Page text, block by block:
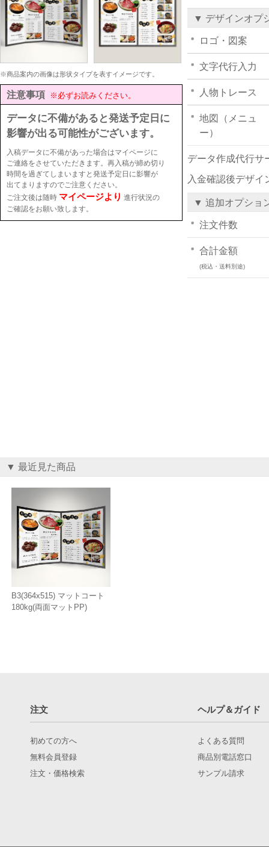
※商品案内の画像は形状タイプを表すイメージです。
注意事項 ※必ずお読みください。
データに不備があると発送予定日に
影響が出る可能性がございます。
入稿データに不備があった場合はマイページに
ご連絡をさせていただきます。再入稿が締め切り
時間を過ぎてしまいますと発送予定日に影響が
出てまりますのでご注意ください。
ご注文後は随時 マイページより 進行状況の
ご確認をお願い致します。
▼ デザインオプ
ロゴ・図案
文字代行入力
人物トレース
地図（メニュ
ー）
データ作成代行サ
入金確認後デザイ
▼ 追加オプショ
注文件数
合計金額
(税込・送料別途)
▼ 最近見た商品
B3(364x515) マットコート
180kg(両面マットPP)
注文 ヘルプ＆ガイド
初めての方へ
無料会員登録
注文・価格検索
よくある質問
商品別電話窓口
サンプル請求